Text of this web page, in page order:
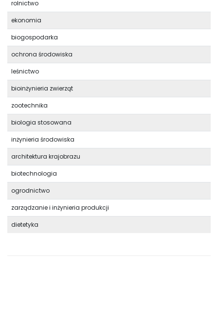
rolnictwo
ekonomia
biogospodarka
ochrona środowiska
leśnictwo
bioinżynieria zwierząt
zootechnika
biologia stosowana
inżynieria środowiska
architektura krajobrazu
biotechnologia
ogrodnictwo
zarządzanie i inżynieria produkcji
dietetyka